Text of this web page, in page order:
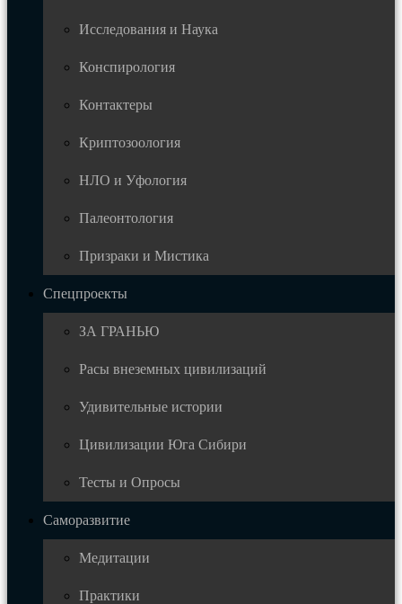
Исследования и Наука
Конспирология
Контактеры
Криптозоология
НЛО и Уфология
Палеонтология
Призраки и Мистика
Спецпроекты
ЗА ГРАНЬЮ
Расы внеземных цивилизаций
Удивительные истории
Цивилизации Юга Сибири
Тесты и Опросы
Саморазвитие
Медитации
Практики